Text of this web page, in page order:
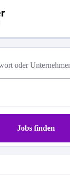
Jobs finden